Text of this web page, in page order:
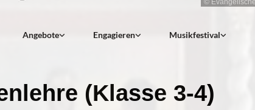
Angebote Engagieren Musikfestival
(Klasse 3-4)